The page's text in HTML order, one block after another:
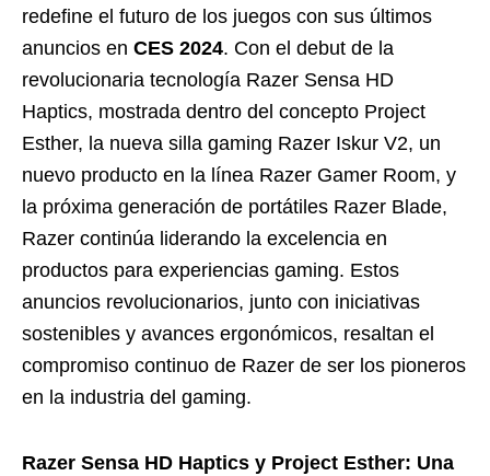
redefine el futuro de los juegos con sus últimos
anuncios en CES 2024. Con el debut de la
revolucionaria tecnología Razer Sensa HD
Haptics, mostrada dentro del concepto Project
Esther, la nueva silla gaming Razer Iskur V2, un
nuevo producto en la línea Razer Gamer Room, y
la próxima generación de portátiles Razer Blade,
Razer continúa liderando la excelencia en
productos para experiencias gaming. Estos
anuncios revolucionarios, junto con iniciativas
sostenibles y avances ergonómicos, resaltan el
compromiso continuo de Razer de ser los pioneros
en la industria del gaming.
Razer Sensa HD Haptics y Project Esther: Una